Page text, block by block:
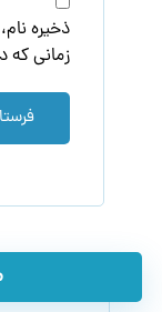
ذخیره
زمانی که